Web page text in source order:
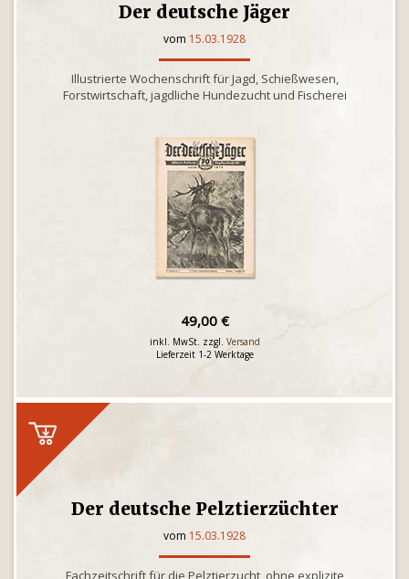
Der deutsche Jäger
vom 15.03.1928
Illustrierte Wochenschrift für Jagd, Schießwesen,
Forstwirtschaft, jagdliche Hundezucht und Fischerei
49,00 €
inkl. MwSt. zzgl. Versand
Lieferzeit 1-2 Werktage
Der deutsche Pelztierzüchter
vom 15.03.1928
Fachzeitschrift für die Pelztierzucht, ohne explizite